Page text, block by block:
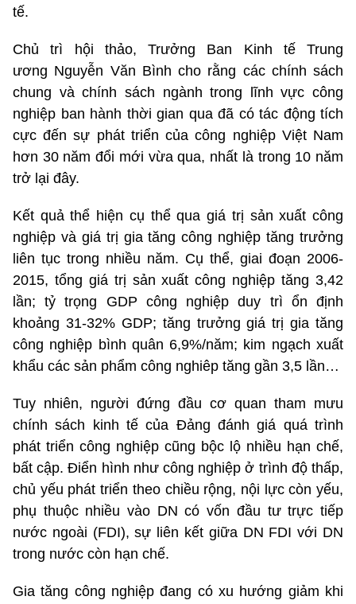
tế.
Chủ trì hội thảo, Trưởng Ban Kinh tế Trung
ương Nguyễn Văn Bình cho rằng các chính sách
chung và chính sách ngành trong lĩnh vực công
nghiệp ban hành thời gian qua đã có tác động tích
cực đến sự phát triển của công nghiệp Việt Nam
hơn 30 năm đổi mới vừa qua, nhất là trong 10 năm
trở lại đây.
Kết quả thể hiện cụ thể qua giá trị sản xuất công
nghiệp và giá trị gia tăng công nghiệp tăng trưởng
liên tục trong nhiều năm. Cụ thể, giai đoạn 2006-
2015, tổng giá trị sản xuất công nghiệp tăng 3,42
lần; tỷ trọng GDP công nghiệp duy trì ổn định
khoảng 31-32% GDP; tăng trưởng giá trị gia tăng
công nghiệp bình quân 6,9%/năm; kim ngạch xuất
khẩu các sản phẩm công nghiêp tăng gần 3,5 lần…
Tuy nhiên, người đứng đầu cơ quan tham mưu
chính sách kinh tế của Đảng đánh giá quá trình
phát triển công nghiệp cũng bộc lộ nhiều hạn chế,
bất cập. Điển hình như công nghiệp ở trình độ thấp,
chủ yếu phát triển theo chiều rộng, nội lực còn yếu,
phụ thuộc nhiều vào DN có vốn đầu tư trực tiếp
nước ngoài (FDI), sự liên kết giữa DN FDI với DN
trong nước còn hạn chế.
Gia tăng công nghiệp đang có xu hướng giảm khi